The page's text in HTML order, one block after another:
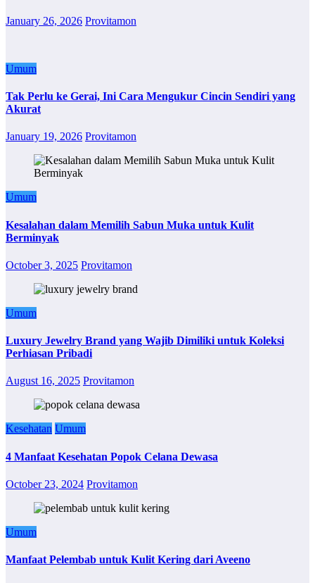
January 26, 2026 Provitamon
Umum
Tak Perlu ke Gerai, Ini Cara Mengukur Cincin Sendiri yang
Akurat
January 19, 2026 Provitamon
Umum
Kesalahan dalam Memilih Sabun Muka untuk Kulit
Berminyak
October 3, 2025 Provitamon
Umum
Luxury Jewelry Brand yang Wajib Dimiliki untuk Koleksi
Perhiasan Pribadi
August 16, 2025 Provitamon
Kesehatan Umum
4 Manfaat Kesehatan Popok Celana Dewasa
October 23, 2024 Provitamon
Umum
Manfaat Pelembab untuk Kulit Kering dari Aveeno